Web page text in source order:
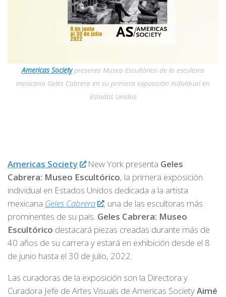
Americas Societypresenta Museo Escultórico de la escultora
mexicana Geles Cabrera en su primera exposición individual en
Estados Unidos
Americas Society New York presenta Geles
Cabrera: Museo Escultórico, la primera exposición
individual en Estados Unidos dedicada a la artista
mexicana Geles Cabrera
, una de las escultoras más
prominentes de su país. Geles Cabrera: Museo
Escultórico destacará piezas creadas durante más de
40 años de su carrera y estará en exhibición desde el 8
de junio hasta el 30 de julio, 2022.
Las curadoras de la exposición son la Directora y
Curadora Jefe de Artes Visuals de Americas SocietyAimé